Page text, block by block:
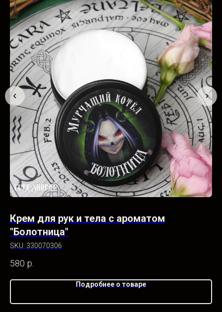
Крем для рук и тела с ароматом
"Болотница"
SKU: 330070306
580 р.
Подробнее о товаре